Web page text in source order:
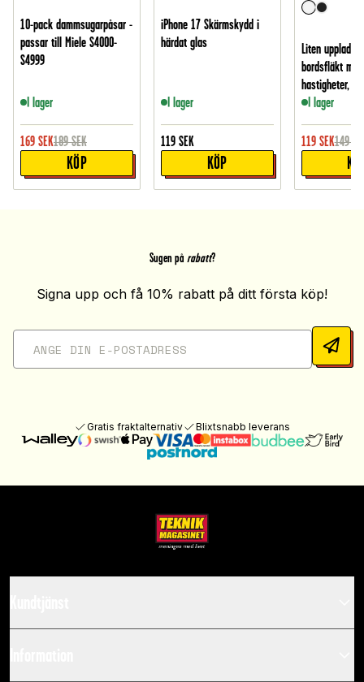
10-pack dammsugarpåsar -
passar till Miele S4000-
S4999
I lager
169 SEK189 SEK
KÖP
iPhone 17 Skärmskydd i
härdat glas
I lager
119 SEK
KÖP
Liten
bordsfläkt
hastigheter, Vit
I lager
119 SEK149
Sugen på rabatt?
Signa upp och få 10% rabatt på ditt första köp!
Gratis fraktalternativ Blixtsnabb leverans